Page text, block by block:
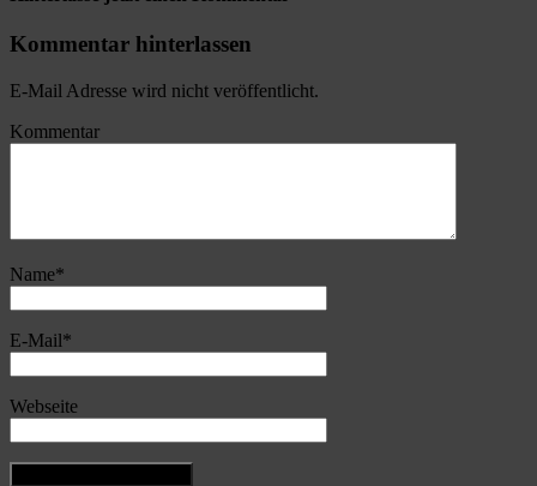
Kommentar hinterlassen
E-Mail Adresse wird nicht veröffentlicht.
Kommentar
Name*
E-Mail*
Webseite